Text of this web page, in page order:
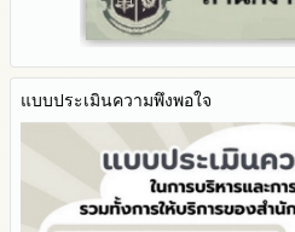
My School
SL-WEB
BRSS
ACC Tak2
ข้อมูลสถิติการให้บริการ
2564
2563
รายงานการกำกับติดตาม
มาตรการส่งเสริมคุณธรรมและค
การนำผลการประเมิน ITA ไปสู่กา
รายงานผลการดำเนินการเพื่อส่
ภายใน สพท. ประจำปีงบประมาณ
แบบประเมินความพึงพอใจ